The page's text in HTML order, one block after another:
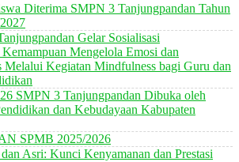
Diterima SMPN 3 Tanjungpandan Tahun
Gelar Sosialisasi
Kemampuan Mengelola Emosi dan
Melalui Kegiatan Mindfulness bagi Guru dan
SMPN 3 Tanjungpandan Dibuka oleh
dan Kebudayaan Kabupaten
SPMB 2025/2026
Asri: Kunci Kenyamanan dan Prestasi